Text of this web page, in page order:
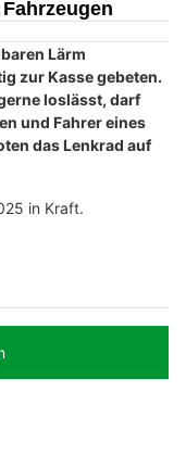
Lärm
zur Kasse gebeten.
loslässt, darf
und Fahrer eines
das Lenkrad auf
in Kraft.